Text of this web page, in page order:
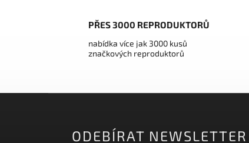
PŘES 3000 REPRODUKTORŮ
nabídka více jak 3000 kusů
značkových reproduktorů
ODEBÍRAT NEWSLETTER